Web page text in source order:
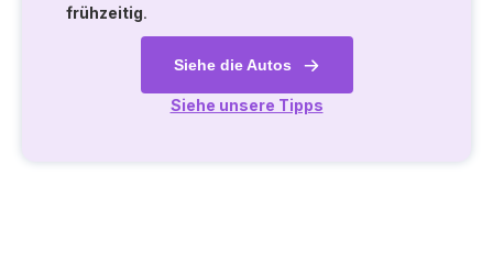
frühzeitig.
Siehe die Autos
Siehe unsere Tipps